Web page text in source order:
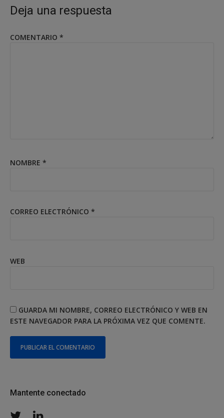
Deja una respuesta
COMENTARIO *
NOMBRE *
CORREO ELECTRÓNICO *
WEB
GUARDA MI NOMBRE, CORREO ELECTRÓNICO Y WEB EN
ESTE NAVEGADOR PARA LA PRÓXIMA VEZ QUE COMENTE.
Mantente conectado
TwitterLinkedIn